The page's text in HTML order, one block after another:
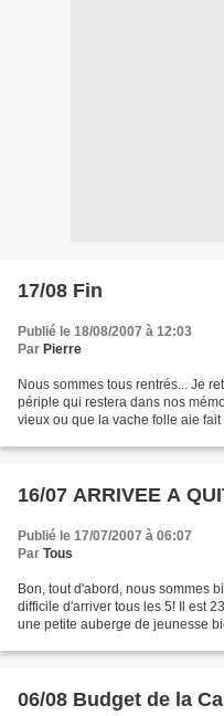
17/08 Fin
Publié le 18/08/2007 à 12:03
Par Pierre
Nous sommes tous rentrés... Je
périple qui restera dans nos
vieux ou que la vache folle aie
16/07 ARRIVEE A
Publié le 17/07/2007 à 06:07
Par Tous
Bon, tout d'abord, nous sommes
difficile d'arriver tous les 5! Il est
une petite auberge de jeunesse
06/08 Budget de la